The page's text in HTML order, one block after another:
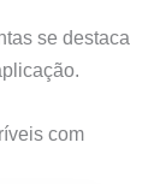
se destaca
com